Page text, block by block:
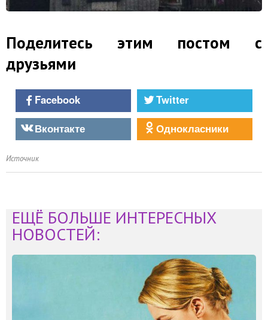
Поделитесь этим постом с
друзьями
Facebook
Twitter
Вконтакте
Однокласники
Источник
ЕЩЁ БОЛЬШЕ ИНТЕРЕСНЫХ
НОВОСТЕЙ: